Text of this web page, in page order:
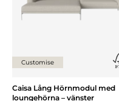
Customise
Caisa Lång Hörnmodul med
loungehörna – vänster